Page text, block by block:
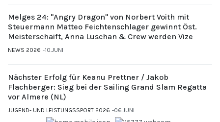
Melges 24: "Angry Dragon" von Norbert Voith mit
Steuermann Matteo Feichtenschlager gewinnt Öst.
Meisterschaift, Anna Luschan & Crew werden Vize
NEWS 2026 10.JUNI
Nächster Erfolg für Keanu Prettner / Jakob
Flachberger: Sieg bei der Sailing Grand Slam Regatta
vor Almere (NL)
JUGEND- UND LEISTUNGSSPORT 2026 06.JUNI